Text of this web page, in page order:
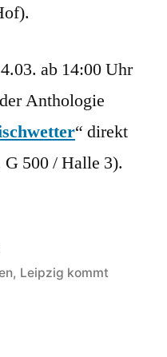
ab 14:00 Uhr
Anthologie
“ direkt
G 500 / Halle 3).
, Leipzig kommt